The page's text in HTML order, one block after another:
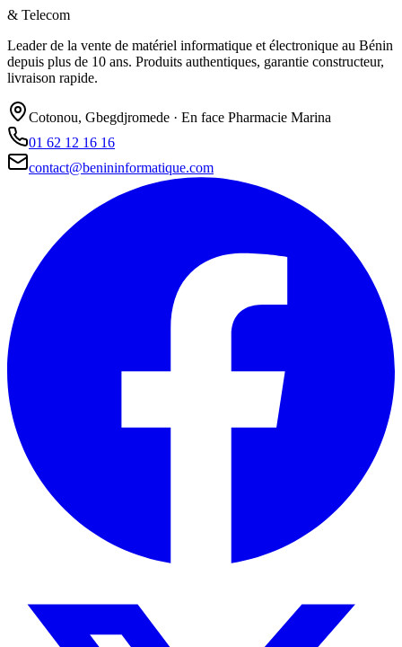
& Telecom
Leader de la vente de matériel informatique et électronique au Bénin
depuis plus de 10 ans. Produits authentiques, garantie constructeur,
livraison rapide.
Cotonou, Gbegdjromede · En face Pharmacie Marina
01 62 12 16 16
contact@benininformatique.com